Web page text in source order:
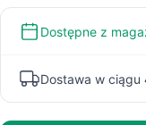
Dostępne z
Dostawa w ciągu